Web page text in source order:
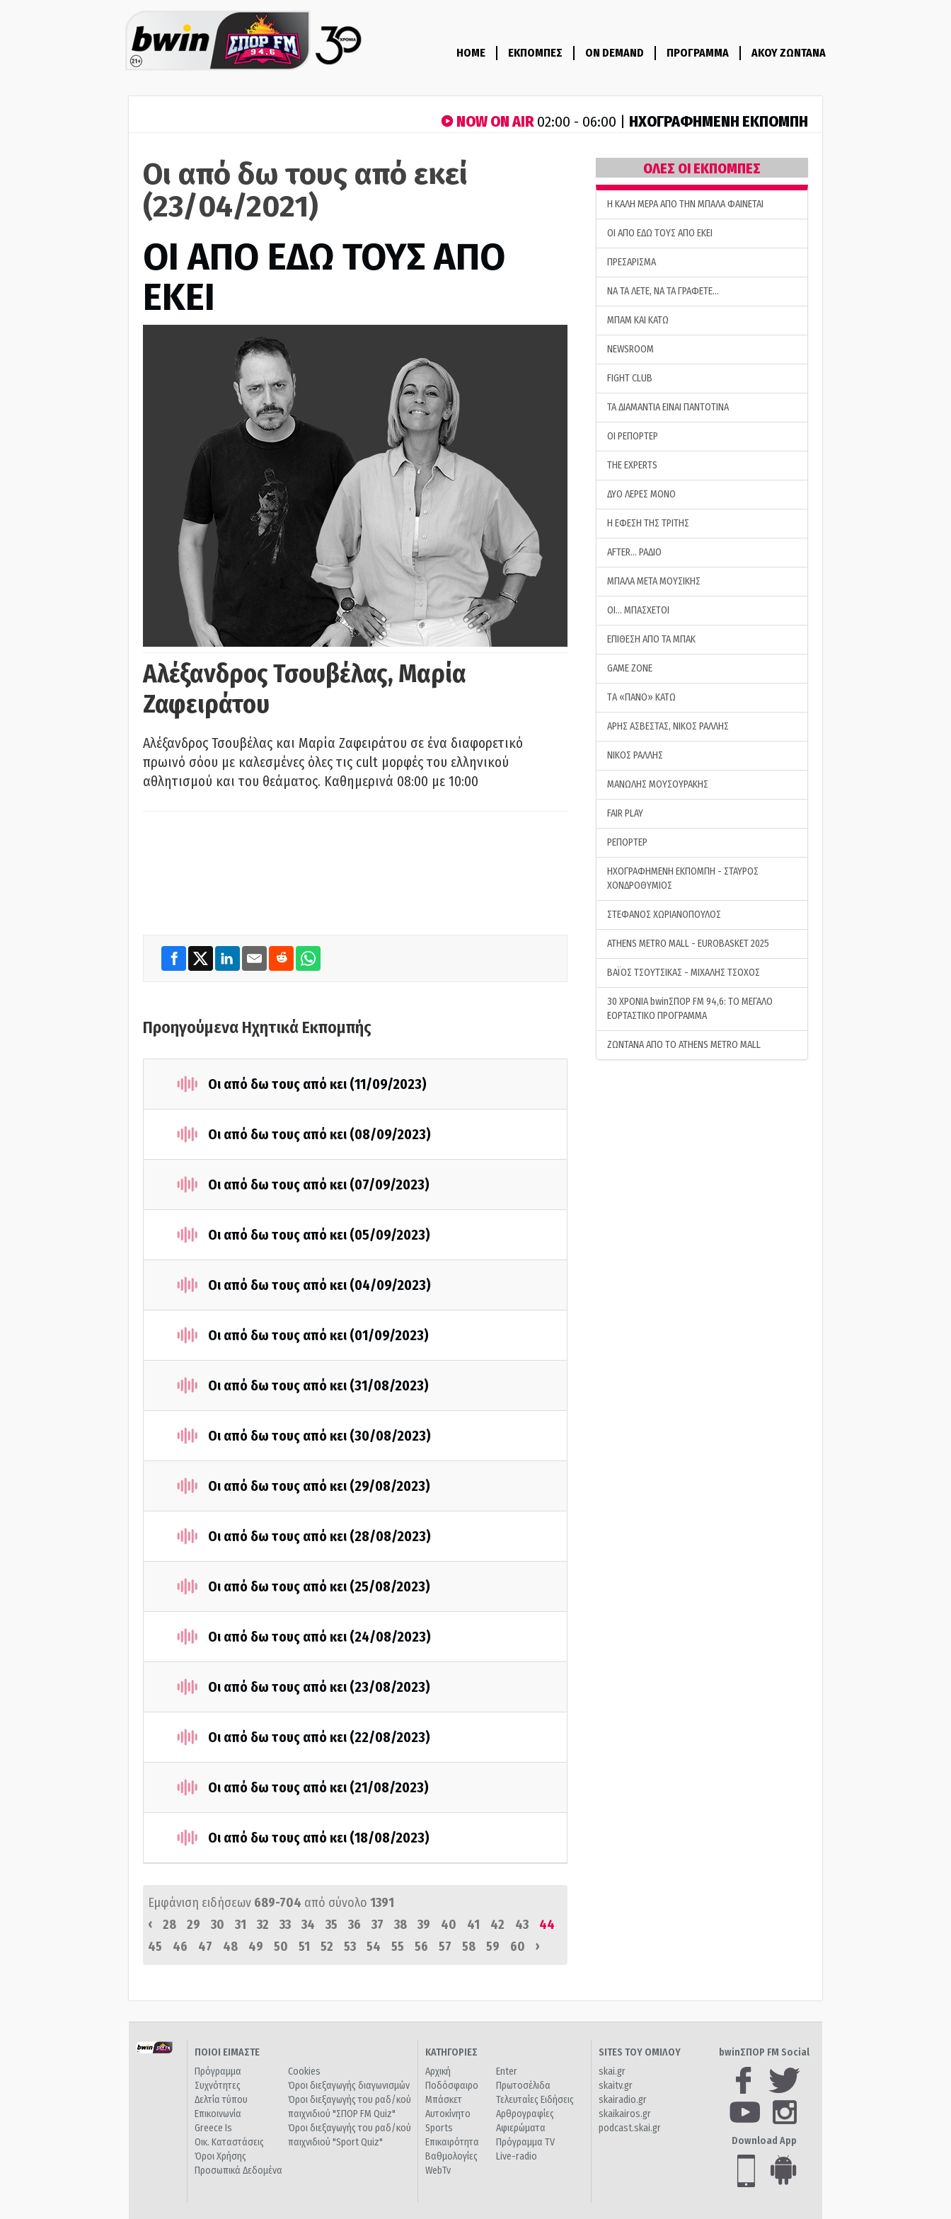
HOME ΕΚΠΟΜΠΕΣ ON DEMAND ΠΡΟΓΡΑΜΜΑ ΑΚΟΥ ΖΩΝΤΑΝΑ
NOW ON AIR02:00 - 06:00 | ΗΧΟΓΡΑΦΗΜΕΝΗ ΕΚΠΟΜΠΗ
Οι από δω τους από εκεί
(23/04/2021)
ΟΙ ΑΠΟ ΕΔΩ ΤΟΥΣ ΑΠΟ
ΕΚΕΙ
Αλέξανδρος Τσουβέλας, Μαρία
Ζαφειράτου
Αλέξανδρος Τσουβέλας και Μαρία Ζαφειράτου σε ένα διαφορετικό
πρωινό σόου με καλεσμένες όλες τις cult μορφές του ελληνικού
αθλητισμού και του θεάματος. Καθημερινά 08:00 με 10:00
Προηγούμενα Ηχητικά Εκπομπής
Οι από δω τους από κει (11/09/2023)
Οι από δω τους από κει (08/09/2023)
Οι από δω τους από κει (07/09/2023)
Οι από δω τους από κει (05/09/2023)
Οι από δω τους από κει (04/09/2023)
Οι από δω τους από κει (01/09/2023)
Οι από δω τους από κει (31/08/2023)
Οι από δω τους από κει (30/08/2023)
Οι από δω τους από κει (29/08/2023)
Οι από δω τους από κει (28/08/2023)
Οι από δω τους από κει (25/08/2023)
Οι από δω τους από κει (24/08/2023)
Οι από δω τους από κει (23/08/2023)
Οι από δω τους από κει (22/08/2023)
Οι από δω τους από κει (21/08/2023)
Οι από δω τους από κει (18/08/2023)
Εμφάνιση ειδήσεων 689-704 από σύνολο 1391
‹
28 29 30 31 32 33 34 35 36 37 38 39 40 41 42 43
44
45
46 47 48 49 50 51 52 53 54 55 56 57 58 59 60 ›
ΟΛΕΣ ΟΙ ΕΚΠΟΜΠΕΣ
H ΚΑΛΗ ΜΕΡΑ ΑΠΟ ΤΗΝ ΜΠΑΛΑ ΦΑΙΝΕΤΑΙ
ΟΙ ΑΠΟ ΕΔΩ ΤΟΥΣ ΑΠΟ ΕΚΕΙ
ΠΡΕΣΑΡΙΣΜΑ
ΝΑ ΤΑ ΛΕΤΕ, ΝΑ ΤΑ ΓΡΑΦΕΤΕ…
ΜΠΑΜ ΚΑΙ ΚΑΤΩ
NEWSROOM
FIGHT CLUB
ΤΑ ΔΙΑΜΑΝΤΙΑ ΕΙΝΑΙ ΠΑΝΤΟΤΙΝΑ
ΟΙ ΡΕΠΟΡΤΕΡ
THE EXPERTS
ΔΥΟ ΛΕΡΕΣ ΜΟΝΟ
Η ΕΦΕΣΗ ΤΗΣ ΤΡΙΤΗΣ
AFTER… ΡΑΔΙΟ
ΜΠΑΛΑ ΜΕΤΑ ΜΟΥΣΙΚΗΣ
ΟΙ… ΜΠΑΣΧΕΤΟΙ
ΕΠΙΘΕΣΗ ΑΠΟ ΤΑ ΜΠΑΚ
GAME ZONE
ΤA «ΠΑΝΟ» ΚΑΤΩ
ΑΡΗΣ ΑΣΒΕΣΤΑΣ, ΝΙΚΟΣ ΡΑΛΛΗΣ
ΝΙΚΟΣ ΡΑΛΛΗΣ
ΜΑΝΩΛΗΣ ΜΟΥΣΟΥΡΑΚΗΣ
FAIR PLAY
ΡΕΠΟΡΤΕΡ
ΗΧΟΓΡΑΦΗΜΕΝΗ ΕΚΠΟΜΠΗ - ΣΤΑΥΡΟΣ
ΧΟΝΔΡΟΘΥΜΙΟΣ
ΣΤΕΦΑΝΟΣ ΧΩΡΙΑΝΟΠΟΥΛΟΣ
ATHENS METRO MALL - EUROBASKET 2025
ΒΑΪΟΣ ΤΣΟΥΤΣΙΚΑΣ - ΜΙΧΑΛΗΣ ΤΣΟΧΟΣ
30 ΧΡΟΝΙΑ bwinΣΠΟΡ FM 94,6: ΤΟ ΜΕΓΑΛΟ
ΕΟΡΤΑΣΤΙΚΟ ΠΡΟΓΡΑΜΜΑ
ΖΩΝΤΑΝΑ ΑΠΟ ΤΟ ATHENS METRO MALL
ΠΟΙΟΙ ΕΙΜΑΣΤΕ
Πρόγραμμα
Συχνότητες
Δελτία τύπου
Επικοινωνία
Greece Is
Οικ. Καταστάσεις
Όροι Χρήσης
Προσωπικά Δεδομένα
Cookies
Όροι διεξαγωγής διαγωνισμών
Όροι διεξαγωγής του ραδ/κού
παιχνιδιού "ΣΠΟΡ FM Quiz"
Όροι διεξαγωγής του ραδ/κού
παιχνιδιού "Sport Quiz"
ΚΑΤΗΓΟΡΙΕΣ
Αρχική
Ποδόσφαιρο
Μπάσκετ
Αυτοκίνητο
Sports
Επικαιρότητα
Βαθμολογίες
WebTv
Enter
Πρωτοσέλιδα
Τελευταίες Ειδήσεις
Αρθρογραφίες
Αφιερώματα
Πρόγραμμα TV
Live-radio
SITES ΤΟΥ ΟΜΙΛΟΥ
skai.gr
skaitv.gr
skairadio.gr
skaikairos.gr
podcast.skai.gr
bwinΣΠΟΡ FM Social
Download App